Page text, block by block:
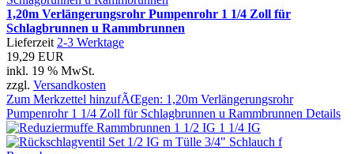
1,20m Verlängerungsrohr Pumpenrohr 1 1/4 Zoll für
Schlagbrunnen u Rammbrunnen
Lieferzeit 2-3 Werktage
19,29 EUR
inkl. 19 % MwSt.
zzgl. Versandkosten
Zum Merkzettel hinzufÃŒgen: 1,20m Verlängerungsrohr
Pumpenrohr 1 1/4 Zoll für Schlagbrunnen u Rammbrunnen Details